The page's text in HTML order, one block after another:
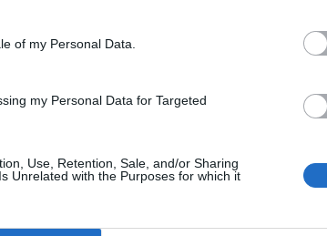
of my Personal Data.
my Personal Data for Targeted
Use, Retention, Sale, and/or Sharing
Unrelated with the Purposes for which it